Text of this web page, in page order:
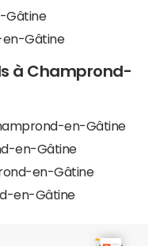
Gâtine
en-Gâtine
à Champrond-
en-Gâtine
en-Gâtine
en-Gâtine
en-Gâtine